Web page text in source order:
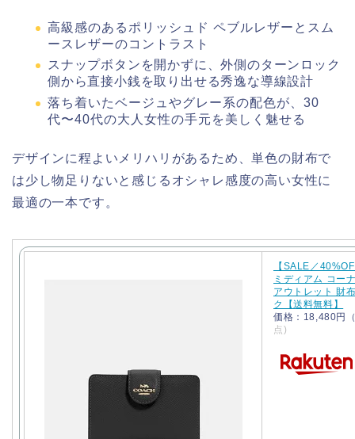
高級感のあるポリッシュド ペブルレザーとスム
ースレザーのコントラスト
スナップボタンを開かずに、外側のターンロック
側から直接小銭を取り出せる秀逸な導線設計
落ち着いたベージュやグレー系の配色が、30
代〜40代の大人女性の手元を美しく魅せる
デザインに程よいメリハリがあるため、単色の財布で
は少し物足りないと感じるオシャレ感度の高い女性に
最適の一本です。
【SALE／
ミディアム コー
アウトレット 財
ク【送料無料】
価格：18,480円
点)